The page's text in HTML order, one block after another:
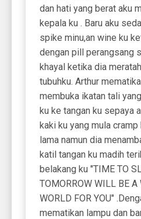
dan hati yang berat aku
kepala ku . Baru aku
spike minu,an wine ku
dengan pill perangsang
khayal ketika dia
tubuhku. Arthur
membuka ikatan tali
ku ke tangan ku sepaya
kaki ku yang mula
lama namun dia
katil tangan ku madih
belakang ku "TIME TO
TOMORROW WILL BE A
WORLD FOR YOU"
mematikan lampu dan